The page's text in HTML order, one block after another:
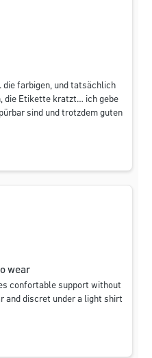
die farbigen, und tatsächlich
die Etikette kratzt… ich gebe
sind und trotzdem guten
wear
confortable support without
and discret under a light shirt